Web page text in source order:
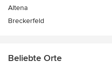
Altena
Breckerfeld
Beliebte Orte